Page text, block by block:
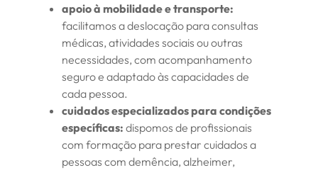
apoio à mobilidade e transporte:
facilitamos a deslocação para consultas
médicas, atividades sociais ou outras
necessidades, com acompanhamento
seguro e adaptado às capacidades de
cada pessoa.
cuidados especializados para condições
específicas: dispomos de profissionais
com formação para prestar cuidados a
pessoas com demência, alzheimer,